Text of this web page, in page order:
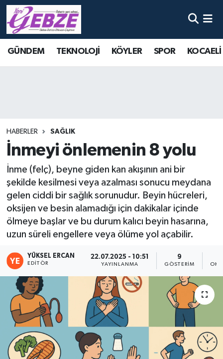
GÜNDEM TEKNOLOJİ KÖYLER SPOR
HABERLER SAĞLIK
İnmeyi önlemenin 8 yolu
İnme (felç), beyne giden kan akışının ani bir
şekilde kesilmesi veya azalması sonucu meydana
gelen ciddi bir sağlık sorunudur. Beyin hücreleri,
oksijen ve besin alamadığı için dakikalar içinde
ölmeye başlar ve bu durum kalıcı beyin hasarına,
uzun süreli engellere veya ölüme yol açabilir.
YÜKSEL ERCAN
EDITÖR
22.07.2025 - 10:51
YAYINLANMA
9
GÖSTERIM
Nöbetçi Eczaneler
Tüm Manşetler
Son Dakika Haberleri
Haber Arşivi